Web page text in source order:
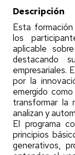
Descripción
Esta
los
aplicable
destacando
empresariales.
por la
emergido
transformar la
analizan y
El programa
principios
generativos,